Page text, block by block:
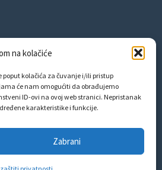
na kolačiće
kolačića za čuvanje i/ili pristup
će nam omogućiti da obrađujemo
ID-ovi na ovoj web stranici. Nepristanak
karakteristike i funkcije.
Zabrani